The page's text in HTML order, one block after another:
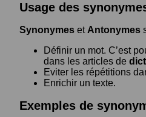
Usage des
Synonymes et Antonymes
Définir un mot. C’est
dans les articles de
Eviter les répétitions
Enrichir un texte.
Exemples de